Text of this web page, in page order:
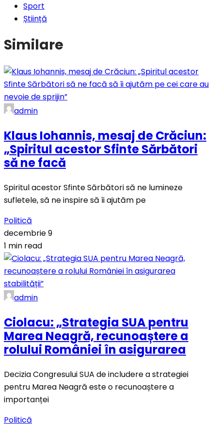
Sport
Știință
Similare
admin
Klaus Iohannis, mesaj de Crăciun:
„Spiritul acestor Sfinte Sărbători
să ne facă
Spiritul acestor Sfinte Sărbători să ne lumineze
sufletele, să ne inspire să îi ajutăm pe
Politică
decembrie 9
1 min read
admin
Ciolacu: „Strategia SUA pentru
Marea Neagră, recunoaștere a
rolului României în asigurarea
Decizia Congresului SUA de includere a strategiei
pentru Marea Neagră este o recunoaștere a
importanței
Politică